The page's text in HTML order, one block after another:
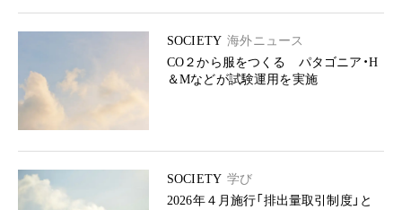
SOCIETY 海外ニュース
CO２から服をつくる パタゴニア・H
＆Mなどが試験運用を実施
SOCIETY 学び
2026年４月施行「排出量取引制度」と